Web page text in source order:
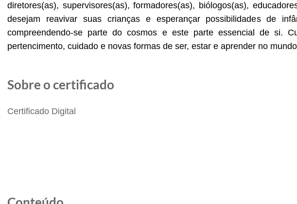
diretores(as), supervisores(as), formadores(as), biólogos(as),
desejam reavivar suas crianças e esperançar possibilidades de
compreendendo-se parte do cosmos e este parte essencial de si.
pertencimento, cuidado e novas formas de ser, estar e aprender no
Sobre o certificado
Certificado Digital